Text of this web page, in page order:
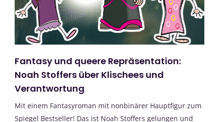
Fantasy und queere Repräsentation:
Noah Stoffers über Klischees und
Verantwortung
Mit einem Fantasyroman mit nonbinärer Hauptfigur zum
Spiegel Bestseller! Das ist Noah Stoffers gelungen und